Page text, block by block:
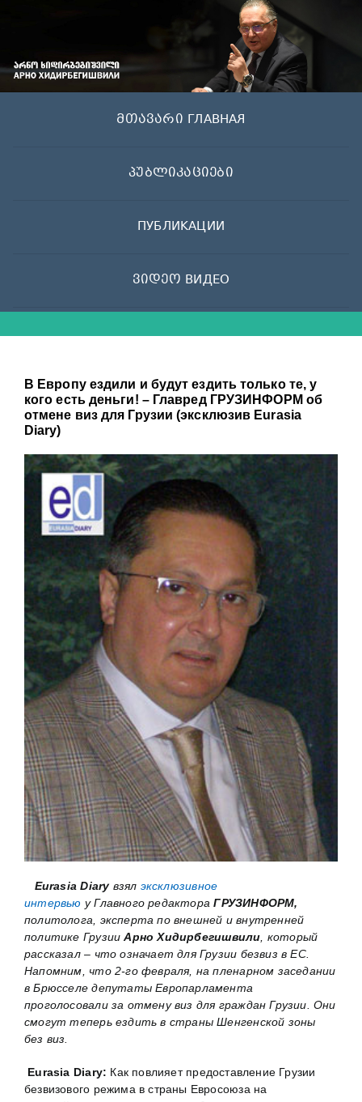
მთავარი ГЛАВНАЯ
პუბლიკაციები
ПУБЛИКАЦИИ
ვიდეო ВИДЕО
В Европу ездили и будут ездить только те, у
кого есть деньги! – Главред ГРУЗИНФОРМ об
отмене виз для Грузии (эксклюзив Eurasia
Diary)
Eurasia Diaryвзял эксклюзивное
интервью у Главного редактора ГРУЗИНФОРМ,
политолога, эксперта по внешней и внутренней
политике Грузии Арно Хидирбегишвили , который
рассказал – что означает для Грузии безвиз в ЕС.
Напомним, что 2-го февраля, на пленарном заседании
в Брюсселе депутаты Европарламента
проголосовали за отмену виз для граждан Грузии. Они
смогут теперь ездить в страны Шенгенской зоны
без виз.
Eurasia Diary: Как повлияет предоставление Грузии
безвизового режима в страны Евросоюза на